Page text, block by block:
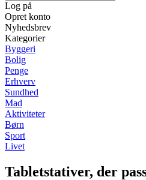
Log på
Opret konto
Nyhedsbrev
Kategorier
Byggeri
Bolig
Penge
Erhverv
Sundhed
Mad
Aktiviteter
Børn
Sport
Livet
Tabletstativer, der